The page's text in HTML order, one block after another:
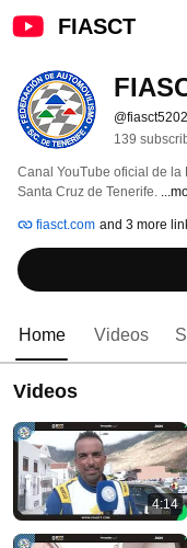
FIASCT
@fiasct5202
139
Canal YouTube oficial de la
Santa Cruz de Tenerife.
fiasct.com and 3 more
Home Videos
Videos
4:14